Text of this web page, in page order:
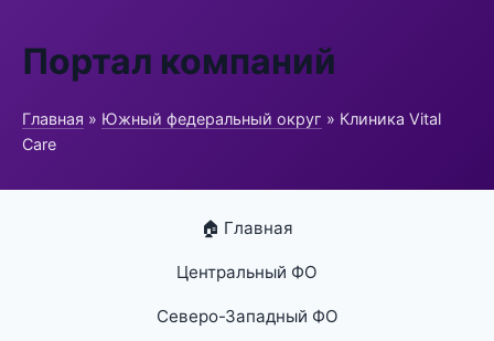
Портал компаний
Главная » Южный федеральный округ » Клиника Vital
Care
🏠 Главная
Центральный ФО
Северо-Западный ФО